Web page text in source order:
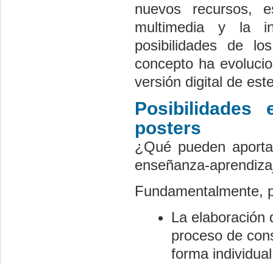
nuevos recursos,
multimedia y la
posibilidades de
concepto ha
versión digital de
posters
¿Qué pueden
enseñanza-
Fundamentalmente,
La elaboración
proceso de
forma